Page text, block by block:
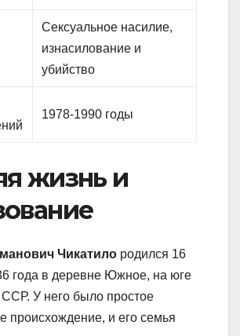
Сексуальное насилие,
изнасилование и
убийство
1978-1990 годы
жизнь и
Чикатило родился 16
года в деревне Южное, на юге
ССР. У него было простое
происхождение, и его семья